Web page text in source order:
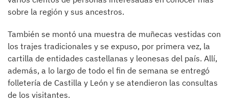
sobre la región y sus ancestros.
También se montó una muestra de muñecas vestidas con
los trajes tradicionales y se expuso, por primera vez, la
cartilla de entidades castellanas y leonesas del país. Allí,
además, a lo largo de todo el fin de semana se entregó
folletería de Castilla y León y se atendieron las consultas
de los visitantes.